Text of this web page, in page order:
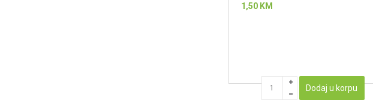
1,50 KM
Dodaj u korpu